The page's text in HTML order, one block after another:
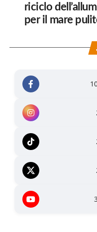
riciclo
per il mare